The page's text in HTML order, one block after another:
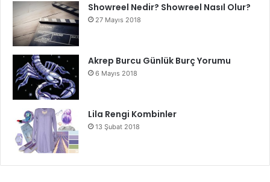
Showreel Nedir? Showreel Nasıl Olur?
27 Mayıs 2018
Akrep Burcu Günlük Burç Yorumu
6 Mayıs 2018
Lila Rengi Kombinler
13 Şubat 2018